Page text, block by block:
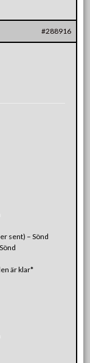
#288916
sent) – Sönd
är klar*